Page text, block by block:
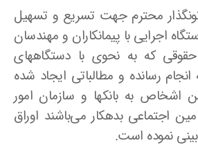
محترم جهت تسریع و تسهیل
اجرایی با پیمانکاران و مهندسان
که به نحوی با دستگاههای
انجام رسانده و مطالباتی ایجاد شده
به بانکها و سازمان امور
اجتماعی بدهکار می‌باشند اوراق
نموده است.